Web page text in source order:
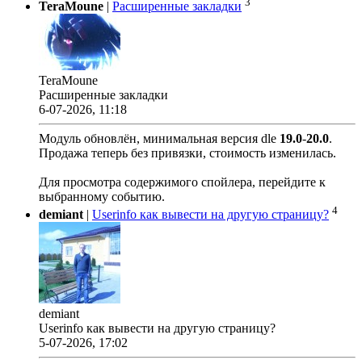
TeraMoune | Расширенные закладки
TeraMoune
Расширенные закладки
6-07-2026, 11:18
Модуль обновлён, минимальная версия dle 19.0-20.0.
Продажа теперь без привязки, стоимость изменилась.
Для просмотра содержимого спойлера, перейдите к
выбранному событию.
demiant | Userinfo как вывести на другую страницу? 4
demiant
Userinfo как вывести на другую страницу?
5-07-2026, 17:02